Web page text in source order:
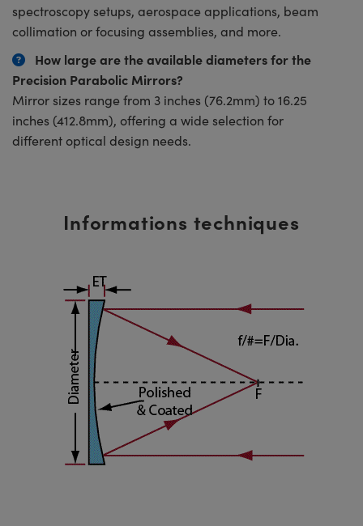
spectroscopy setups, aerospace applications, beam
collimation or focusing assemblies, and more.
How large are the available diameters for the
Precision Parabolic Mirrors?
Mirror sizes range from 3 inches (76.2mm) to 16.25
inches (412.8mm), offering a wide selection for
different optical design needs.
Informations techniques